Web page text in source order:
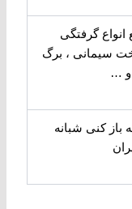
گرفتگی
سیمانی ، برگ
و …
کنی شبانه